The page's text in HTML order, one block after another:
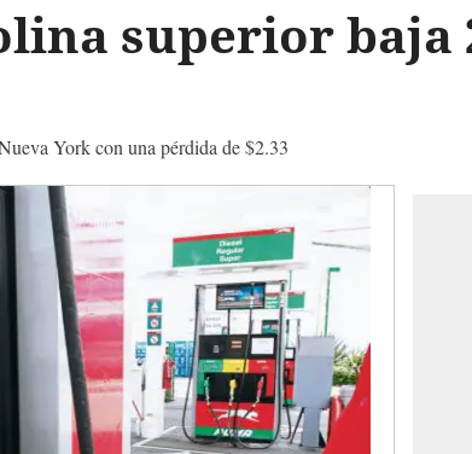
superior baja
York con una pérdida de $2.33